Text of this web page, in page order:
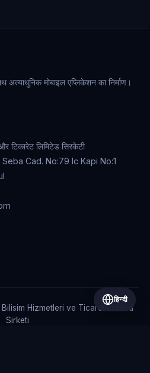
मोबाइल एप्लिकेशन का निर्माण।
टिकारेट लिमिटेड सिरकेटी
Cad. No:79 Ic Kapi No:1
Hizmetleri ve Ticaret Limited
Sirketi
हिन्दी